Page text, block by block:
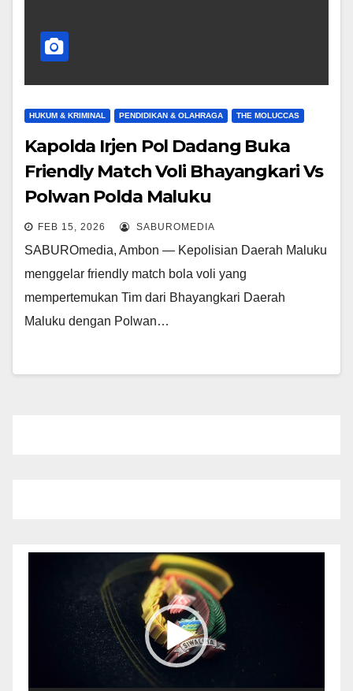
HUKUM & KRIMINAL PENDIDIKAN & OLAHRAGA THE MOLUCCAS
Kapolda Irjen Pol Dadang Buka
Friendly Match Voli Bhayangkari Vs
Polwan Polda Maluku
FEB 15, 2026 SABUROMEDIA
SABUROmedia, Ambon — Kepolisian Daerah Maluku
menggelar friendly match bola voli yang
mempertemukan Tim dari Bhayangkari Daerah
Maluku dengan Polwan…